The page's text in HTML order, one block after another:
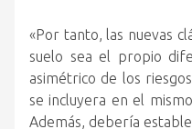
«Por tanto, las nuevas
suelo sea el propio
asimétrico de los
se incluyera en el
Además, debería